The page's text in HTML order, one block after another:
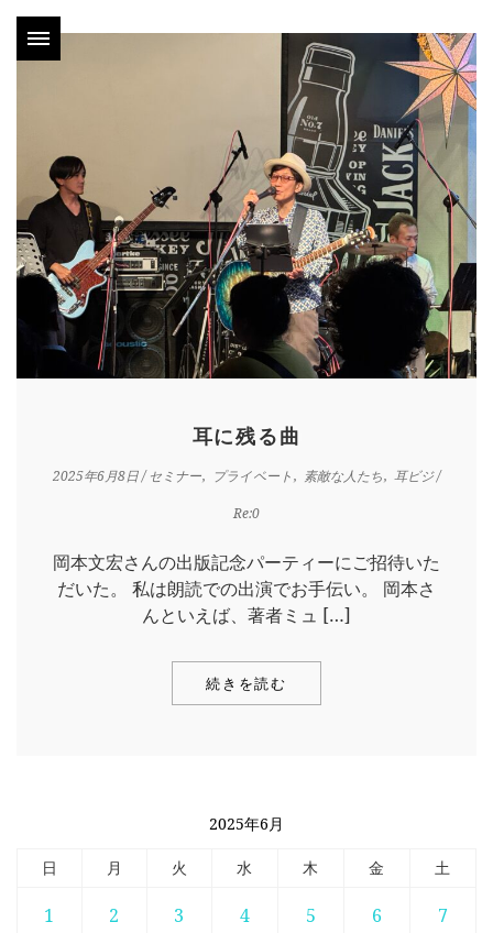
耳に残る曲
2025年6月8日/セミナー プライベート 素敵な人たち 耳ビジ/
Re:0
岡本文宏さんの出版記念パーティーにご招待いた
だいた。 私は朗読での出演でお手伝い。 岡本さ
んといえば、著者ミュ […]
続きを読む
2025年6月
日 月 火 水 木 金 土
1 2 3 4 5 6 7